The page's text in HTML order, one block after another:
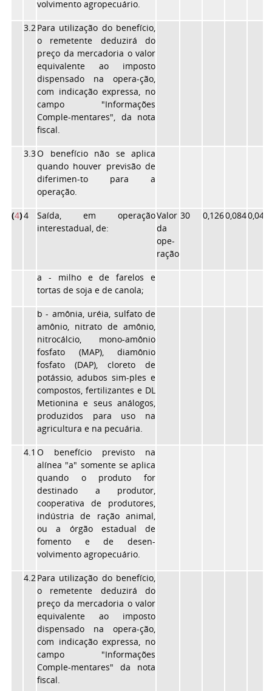
volvimento agropecuário.
3.2Para utilização do benefício,
o remetente deduzirá do
preço da mercadoria o valor
equivalente ao imposto
dispensado na opera-ção,
com indicação expressa, no
campo "Informações
Comple-mentares", da nota
fiscal.
3.3O benefício não se aplica
quando houver previsão de
diferimen-to para a
operação.
(4)4
Saída, em operação
interestadual, de:
Valor
da
ope-
ração
30 0,1260,0840,049
a - milho e de farelos e
tortas de soja e de canola;
b - amônia, uréia, sulfato de
amônio, nitrato de amônio,
nitrocálcio, mono-amônio
fosfato (MAP), diamônio
fosfato (DAP), cloreto de
potássio, adubos sim-ples e
compostos, fertilizantes e DL
Metionina e seus análogos,
produzidos para uso na
agricultura e na pecuária.
4.1 O benefício previsto na
alínea "a" somente se aplica
quando o produto for
destinado a produtor,
cooperativa de produtores,
indústria de ração animal,
ou a órgão estadual de
fomento e de desen-
volvimento agropecuário.
4.2Para utilização do benefício,
o remetente deduzirá do
preço da mercadoria o valor
equivalente ao imposto
dispensado na opera-ção,
com indicação expressa, no
campo "Informações
Comple-mentares" da nota
fiscal.